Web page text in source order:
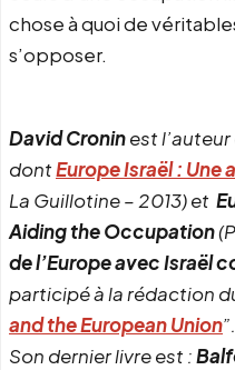
chose à quoi de
s’opposer.
David Croninest
dontEurope Israël :
La Guillotine – 2013) et
Aiding the Occupation
de l’Europe avec Israël
participé à la rédaction
and the European Union”.
Son dernier livre est :